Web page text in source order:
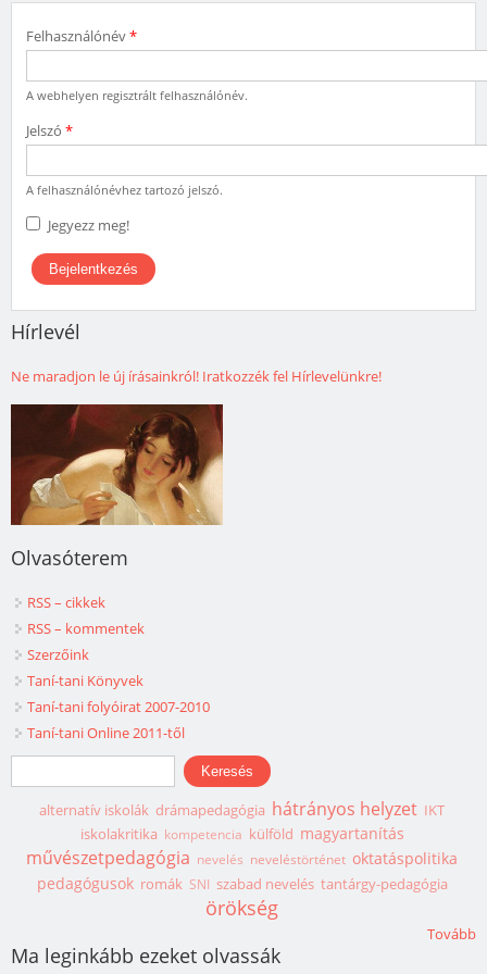
Felhasználónév*
A webhelyen regisztrált felhasználónév.
Jelszó *
A felhasználónévhez tartozó jelszó.
Jegyezz meg!
Hírlevél
Ne maradjon le új írásainkról! Iratkozzék fel Hírlevelünkre!
Olvasóterem
RSS – cikkek
RSS – kommentek
Szerzőink
Taní-tani Könyvek
Taní-tani folyóirat 2007-2010
Taní-tani Online 2011-től
Keresés űrlap
Keresés
alternatív iskolák drámapedagógia hátrányos helyzet IKT
iskolakritika kompetencia külföld magyartanítás
művészetpedagógia nevelés neveléstörténet oktatáspolitika
pedagógusok romák SNI szabad nevelés tantárgy-pedagógia
örökség
Tovább
Ma leginkább ezeket olvassák